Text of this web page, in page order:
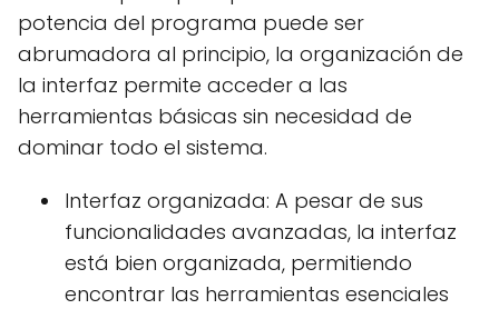
potencia del programa puede ser
abrumadora al principio, la organización de
la interfaz permite acceder a las
herramientas básicas sin necesidad de
dominar todo el sistema.
Interfaz organizada: A pesar de sus
funcionalidades avanzadas, la interfaz
está bien organizada, permitiendo
encontrar las herramientas esenciales